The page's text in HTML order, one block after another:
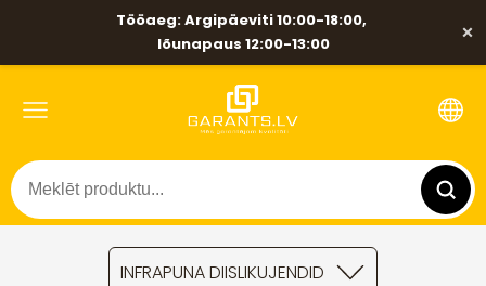
Tööaeg: Argipäeviti 10:00-18:00,
lõunapaus 12:00-13:00
×
INFRAPUNA DIISLIKUJENDID